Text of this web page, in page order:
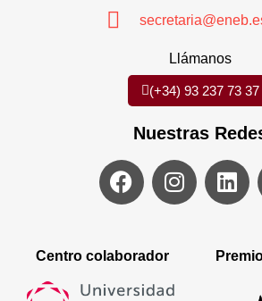
Llámanos
(+34) 93 237 73 37
Nuestras
Centro colaborador